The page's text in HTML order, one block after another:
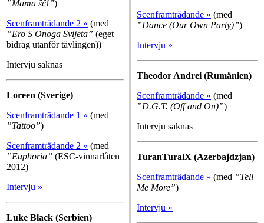
”Mama šč!”)
Scenframträdande 2 » (med
”Ero S Onoga Svijeta” (eget
bidrag utanför tävlingen))
Intervju saknas
Loreen (Sverige)
Scenframträdande 1 » (med
”Tattoo”)
Scenframträdande 2 » (med
”Euphoria” (ESC-vinnarlåten
2012)
Intervju »
Luke Black (Serbien)
Scenframträdande » (med
”Dance (Our Own Party)”)
Intervju »
Theodor Andrei (Rumänien)
Scenframträdande » (med
”D.G.T. (Off and On)”)
Intervju saknas
TuranTuralX (Azerbajdzjan)
Scenframträdande » (med ”Tell
Me More”)
Intervju »